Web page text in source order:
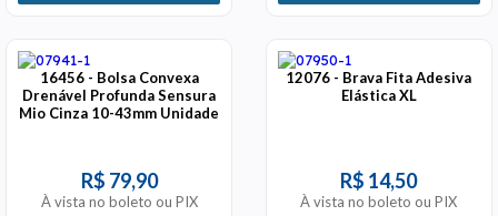
16456 - Bolsa Convexa
Drenável Profunda Sensura
Mio Cinza 10-43mm Unidade
R$ 79,90
À vista no boleto ou PIX
12076 - Brava Fita Adesiva
Elástica XL
R$ 14,50
À vista no boleto ou PIX